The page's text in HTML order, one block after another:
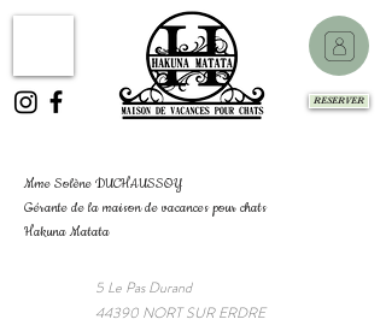
RESERVER
Mme Solène DUCHAUSSOY
Gérante de la maison de vacances pour chats
Hakuna Matata
5 Le Pas Durand
44390 NORT SUR ERDRE